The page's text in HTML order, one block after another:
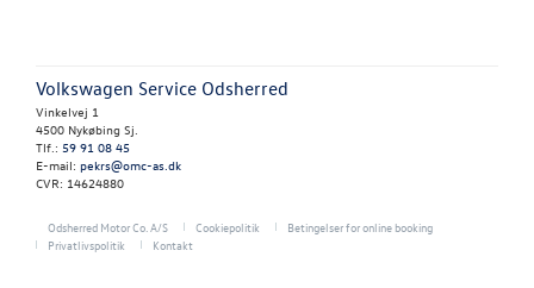
Volkswagen Service Odsherred
Vinkelvej 1
4500 Nykøbing Sj.
Tlf.: 59 91 08 45
E-mail: pekrs@omc-as.dk
CVR: 14624880
Odsherred Motor Co. A/S Cookiepolitik
Betingelser for online booking
Privatlivspolitik
Kontakt